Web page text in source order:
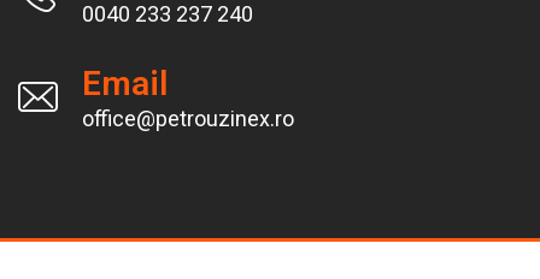
0040 233 237 240
Email
office@petrouzinex.ro